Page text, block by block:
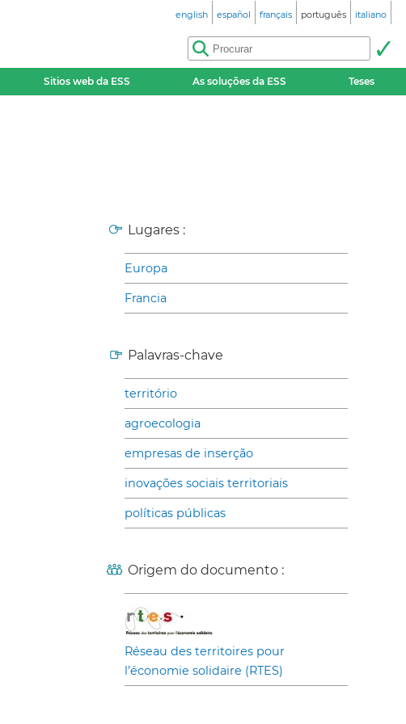
english español français português italiano
Sitios web da ESS As soluções da ESS Teses
Lugares :
Europa
Francia
Palavras-chave
território
agroecologia
empresas de inserção
inovações sociais territoriais
políticas públicas
Origem do documento :
Réseau des territoires pour
l’économie solidaire (RTES)